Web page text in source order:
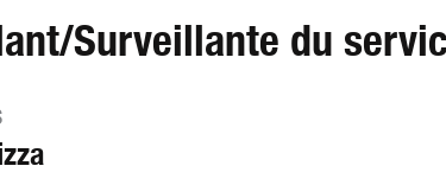
Surveillante du